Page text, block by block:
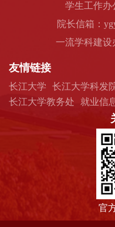
学生工作办
院长信箱：
一流学科建设
友情链接
长江大学 长江大学科发
长江大学教务处
就业信
官